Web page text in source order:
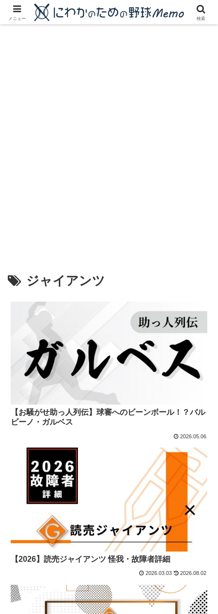
にわかに優しいプロ野球ブログ
ジャイアンツ
【お騒がせ助っ人列伝】球審へのビーンボール！？バル
ビーノ・ガルベス
2026.05.06
【2026】読売ジャイアンツ 怪我・故障者詳細
2026.03.03 2026.08.02
メニュー 検索